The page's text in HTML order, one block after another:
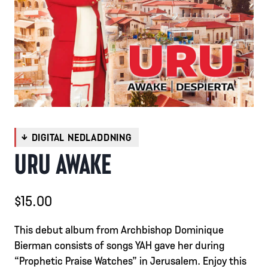
URU AWAKE
$15.00
This debut album from Archbishop Dominique
Bierman consists of songs YAH gave her during
“Prophetic Praise Watches” in Jerusalem. Enjoy this